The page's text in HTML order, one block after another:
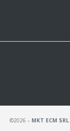
©2026 – MKT ECM SRL